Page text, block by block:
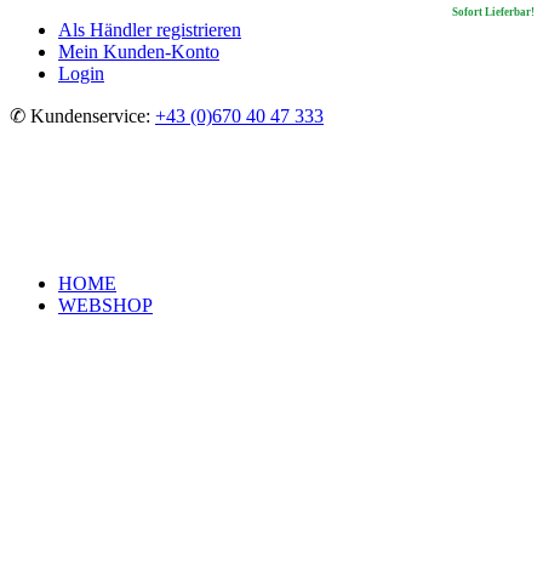
Als Händler registrieren
Mein Kunden-Konto
Login
✆ Kundenservice: +43 (0)670 40 47 333
HOME
WEBSHOP
Sofort Lieferbar!
Sofort Lieferbar!
Sofort Lieferbar!
Sofort Lieferbar!
Sofort Lieferbar!
Sofort Lieferbar!
Sofort Lieferbar!
Sofort Lieferbar!
Sofort Lieferbar!